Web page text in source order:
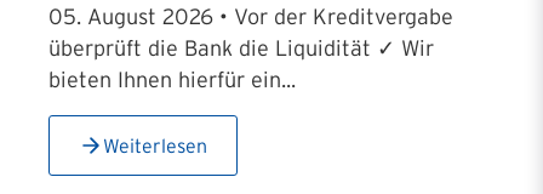
05. August 2026 • Vor der Kreditvergabe
überprüft die Bank die Liquidität ✓ Wir
bieten Ihnen hierfür ein...
Weiterlesen